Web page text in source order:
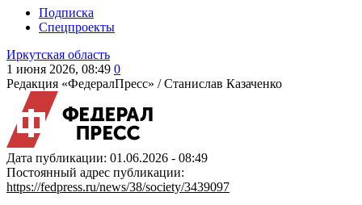
Подписка
Спецпроекты
Иркутская область
1 июня 2026, 08:49 0
Редакция «ФедералПресс» /Станислав Казаченко
Дата публикации: 01.06.2026 - 08:49
Постоянный адрес публикации:
https://fedpress.ru/news/38/society/3439097